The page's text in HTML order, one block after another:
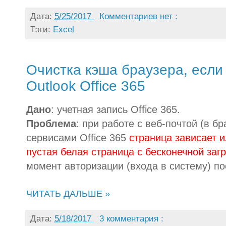
Дата: 5/25/2017
Комментариев нет :
Тэги: Excel
Очистка кэша браузера,
Outlook Office 365
Дано: учетная запись Office 365.
Проблема: при работе с веб-почтой (в
сервисами Office 365 страница зависает
пустая белая страница с бесконечной
момент авторизации (входа в систему)
ЧИТАТЬ ДАЛЬШЕ »
Дата: 5/18/2017
3 комментария :